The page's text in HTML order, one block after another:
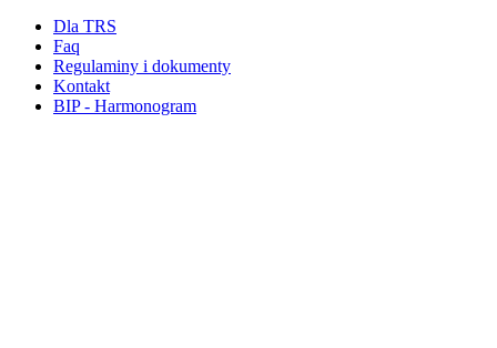
Dla TRS
Faq
Regulaminy i dokumenty
Kontakt
BIP - Harmonogram